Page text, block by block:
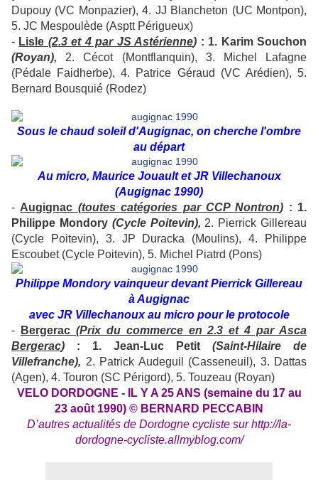
Dupouy (VC Monpazier), 4. JJ Blancheton (UC Montpon),
5. JC Mespoulède (Asptt Périgueux)
- Lisle (2.3 et 4 par JS Astérienne) : 1. Karim Souchon
(Royan), 2. Cécot (Montflanquin), 3. Michel Lafagne
(Pédale Faidherbe), 4. Patrice Géraud (VC Arédien), 5.
Bernard Bousquié (Rodez)
Sous le chaud soleil d'Augignac, on cherche l'ombre
au départ
Au micro, Maurice Jouault et JR Villechanoux
(Augignac 1990)
- Augignac (toutes catégories par CCP Nontron) : 1.
Philippe Mondory (Cycle Poitevin), 2. Pierrick Gillereau
(Cycle Poitevin), 3. JP Duracka (Moulins), 4. Philippe
Escoubet (Cycle Poitevin), 5. Michel Piatrd (Pons)
Philippe Mondory vainqueur devant Pierrick Gillereau
à Augignac
avec JR Villechanoux au micro pour le protocole
-
Bergerac (Prix du commerce en 2.3 et 4 par Asca
Bergerac) : 1. Jean-Luc Petit (Saint-Hilaire de
Villefranche), 2. Patrick Audeguil (Casseneuil), 3. Dattas
(Agen), 4. Touron (SC Périgord), 5. Touzeau (Royan)
VELO DORDOGNE - IL Y A 25 ANS (semaine du 17 au
23 août 1990) © BERNARD PECCABIN
D’autres actualités de Dordogne cycliste surhttp://la-
dordogne-cycliste.allmyblog.com/